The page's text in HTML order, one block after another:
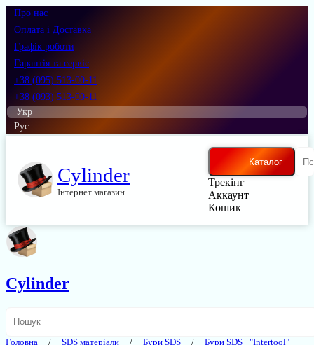
Про нас
Оплата і Доставка
Графік роботи
Гарантія та сервіс
+38 (095) 513-00-11
+38 (093) 513-00-11
Укр
Рус
Cylinder
Інтернет магазин
Каталог
Трекінг
Аккаунт
Кошик
Cylinder
Головна SDS матеріали Бури SDS Бури SDS+ "Intertool"